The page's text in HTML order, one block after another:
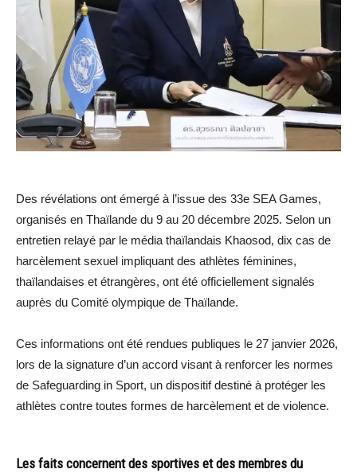
Des révélations ont émergé à l’issue des 33e SEA Games,
organisés en Thaïlande du 9 au 20 décembre 2025. Selon un
entretien relayé par le média thaïlandais Khaosod, dix cas de
harcèlement sexuel impliquant des athlètes féminines,
thaïlandaises et étrangères, ont été officiellement signalés
auprès du Comité olympique de Thaïlande.
Ces informations ont été rendues publiques le 27 janvier 2026,
lors de la signature d’un accord visant à renforcer les normes
de Safeguarding in Sport, un dispositif destiné à protéger les
athlètes contre toutes formes de harcèlement et de violence.
Les faits concernent des sportives et des membres du